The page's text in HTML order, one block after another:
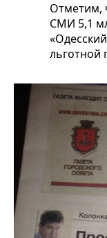
Отметим,
СМИ 5,1
льготной